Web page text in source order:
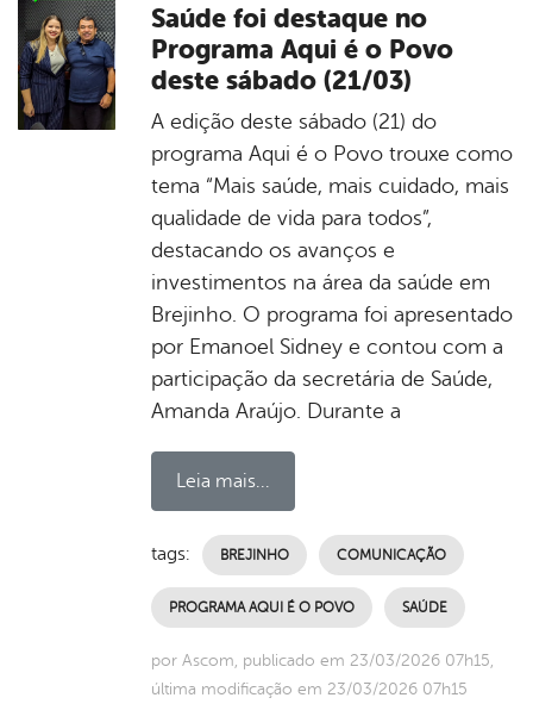
Saúde foi destaque no
Programa Aqui é o Povo
deste sábado (21/03)
A edição deste sábado (21) do
programa Aqui é o Povo trouxe como
tema “Mais saúde, mais cuidado, mais
qualidade de vida para todos”,
destacando os avanços e
investimentos na área da saúde em
Brejinho. O programa foi apresentado
por Emanoel Sidney e contou com a
participação da secretária de Saúde,
Amanda Araújo. Durante a
Leia mais...
tags: BREJINHO COMUNICAÇÃO
PROGRAMA AQUI É O POVO SAÚDE
por Ascom, publicado em 23/03/2026 07h15,
última modificação em 23/03/2026 07h15